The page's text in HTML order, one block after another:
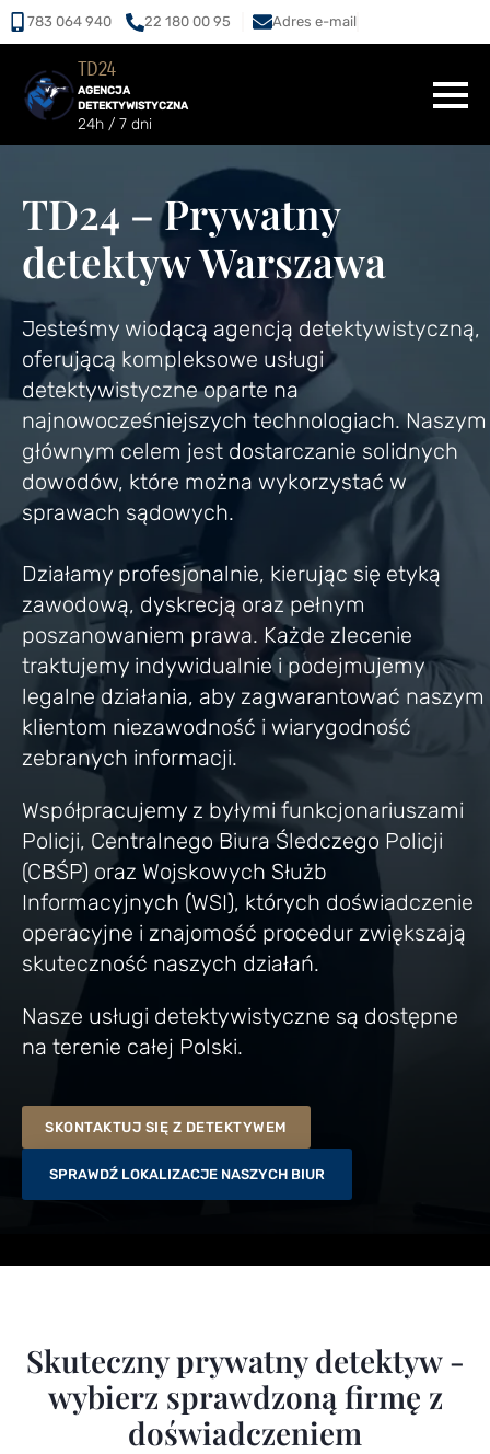
783 064 940 22 180 00 95 Adres e-mail
TD24
AGENCJA
DETEKTYWISTYCZNA
24h / 7 dni
TD24 – Prywatny
detektyw Warszawa
Jesteśmy wiodącą agencją detektywistyczną,
oferującą kompleksowe usługi
detektywistyczne oparte na
najnowocześniejszych technologiach. Naszym
głównym celem jest dostarczanie solidnych
dowodów, które można wykorzystać w
sprawach sądowych.
Działamy profesjonalnie, kierując się etyką
zawodową, dyskrecją oraz pełnym
poszanowaniem prawa. Każde zlecenie
traktujemy indywidualnie i podejmujemy
legalne działania, aby zagwarantować naszym
klientom niezawodność i wiarygodność
zebranych informacji.
Współpracujemy z byłymi funkcjonariuszami
Policji, Centralnego Biura Śledczego Policji
(CBŚP) oraz Wojskowych Służb
Informacyjnych (WSI), których doświadczenie
operacyjne i znajomość procedur zwiększają
skuteczność naszych działań.
Nasze usługi detektywistyczne są dostępne
na terenie całej Polski.
SKONTAKTUJ SIĘ Z DETEKTYWEM
SPRAWDŹ LOKALIZACJE NASZYCH BIUR
Skuteczny prywatny detektyw -
wybierz sprawdzoną firmę z
doświadczeniem